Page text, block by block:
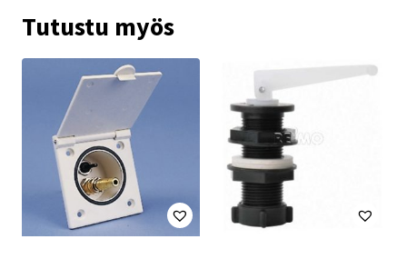
Tutustu myös